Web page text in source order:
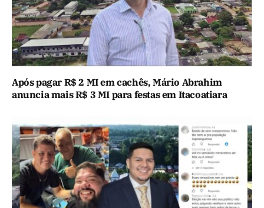
Após pagar R$ 2 MI em cachês, Mário Abrahim
anuncia mais R$ 3 MI para festas em Itacoatiara